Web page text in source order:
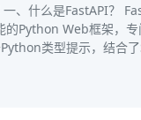
、什么是FastAPI？
的Python Web框架，
类型提示，结合